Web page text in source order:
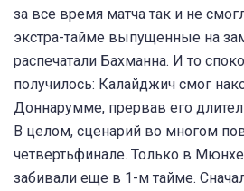
за все время матча так и не
экстра-тайме выпущенные на
распечатали Бахманна. И то
получилось: Калайджич смог
Доннарумме, прервав его
В целом, сценарий во многом
четвертьфинале. Только в
забивали еще в 1-м тайме.